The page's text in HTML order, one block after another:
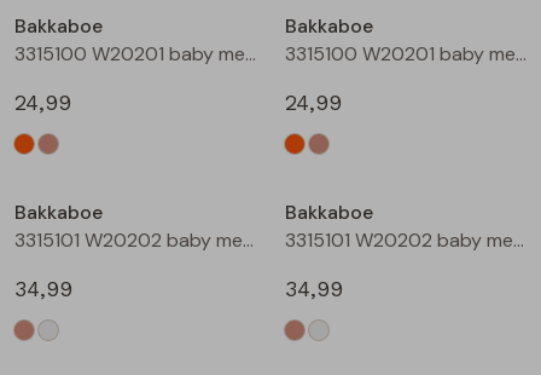
Blouses lange mouw
Sweatshirts
Gilet spencers
Bermuda's
Lange broek
Jackjes
Jassen
Leggings
Lange broeken
Lange broeken
Leggings
T-shirts lange mouw
Bakkaboe
3315100 W20201 baby meisjes buiten jack Perzik
24,99
Bakkaboe
3315100 W20201 baby meisjes buiten jack Zand
24,99
Bakkaboe
3315101 W20202 baby meisjes buiten jack Taupe
34,99
Bakkaboe
3315101 W20202 baby meisjes buiten jack Champagne
34,99